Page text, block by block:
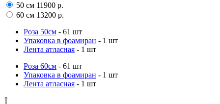
50 см 11900 р.
60 см 13200 р.
Роза 50см - 61 шт
Упаковка в фоамиран - 1 шт
Лента атласная - 1 шт
Роза 60см - 61 шт
Упаковка в фоамиран - 1 шт
Лента атласная - 1 шт